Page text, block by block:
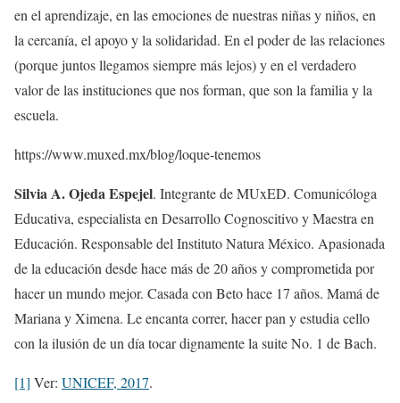
en el aprendizaje, en las emociones de nuestras niñas y niños, en
la cercanía, el apoyo y la solidaridad. En el poder de las relaciones
(porque juntos llegamos siempre más lejos) y en el verdadero
valor de las instituciones que nos forman, que son la familia y la
escuela.
https://www.muxed.mx/blog/loque-tenemos
Silvia A. Ojeda Espejel. Integrante de MUxED. Comunicóloga
Educativa, especialista en Desarrollo Cognoscitivo y Maestra en
Educación. Responsable del Instituto Natura México. Apasionada
de la educación desde hace más de 20 años y comprometida por
hacer un mundo mejor. Casada con Beto hace 17 años. Mamá de
Mariana y Ximena. Le encanta correr, hacer pan y estudia cello
con la ilusión de un día tocar dignamente la suite No. 1 de Bach.
[1] Ver: UNICEF, 2017.